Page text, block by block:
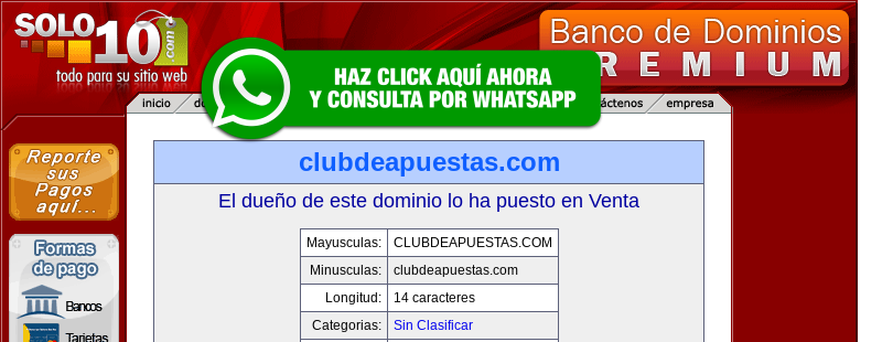
clubdeapuestas.com
El dueño de este dominio lo ha puesto en Venta
Mayusculas:
CLUBDEAPUESTAS.COM
Minusculas:
clubdeapuestas.com
Longitud:
14 caracteres
Categorias:
Sin Clasificar